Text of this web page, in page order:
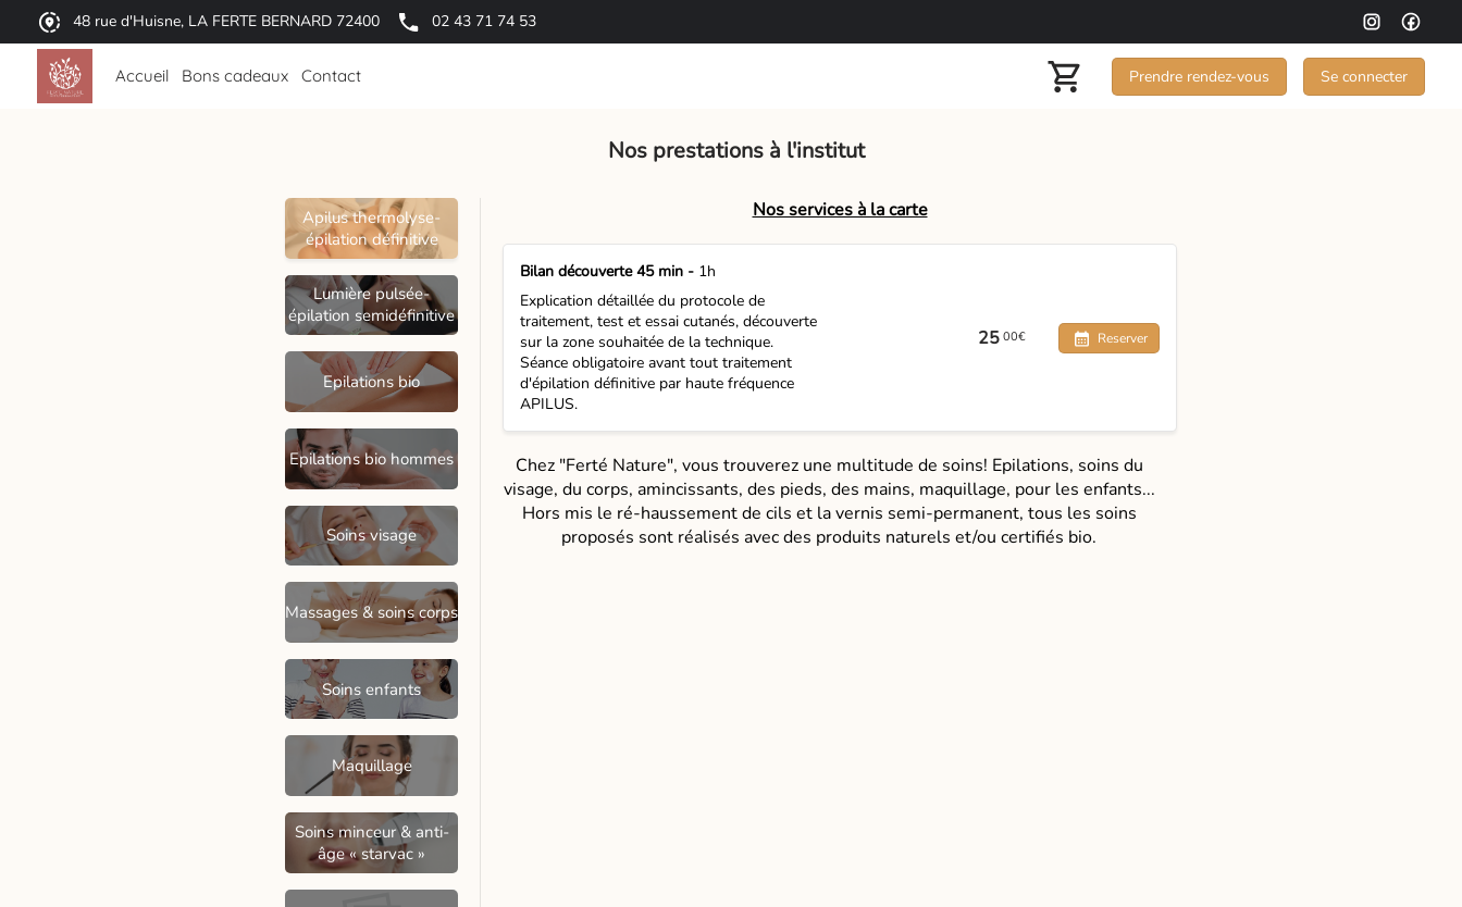
48 rue d'Huisne, LA FERTE BERNARD 72400 02 43 71 74 53
Accueil Bons cadeaux Contact Prendre rendez-vous Se connecter
Nos prestations à l'institut
Apilus thermolyse-
épilation définitive
Lumière pulsée-
épilation semidéfinitive
Epilations bio
Epilations bio hommes
Soins visage
Massages & soins corps
Soins enfants
Maquillage
Soins minceur & anti-
âge « starvac »
Nos services à la carte
Bilan découverte 45 min - 1h
Explication détaillée du protocole de
traitement, test et essai cutanés, découverte
sur la zone souhaitée de la technique.
Séance obligatoire avant tout traitement
d'épilation définitive par haute fréquence
APILUS.
25 00€ Reserver
Chez "Ferté Nature", vous trouverez une multitude de soins! Epilations, soins du
visage, du corps, amincissants, des pieds, des mains, maquillage, pour les enfants...
Hors mis le ré-haussement de cils et la vernis semi-permanent, tous les soins
proposés sont réalisés avec des produits naturels et/ou certifiés bio.